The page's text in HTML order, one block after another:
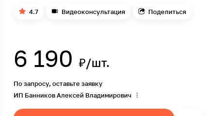
4.7 Видеоконсультация Поделиться
6 190 ₽/шт.
По запросу, оставьте заявку
ИП Банников Алексей Владимирович